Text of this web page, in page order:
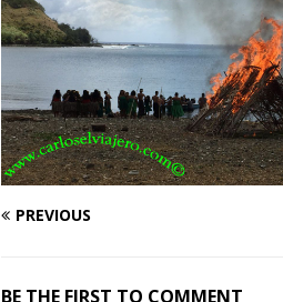
PREVIOUS
BE THE FIRST TO COMMENT